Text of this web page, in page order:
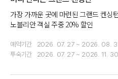
가장 가까운 곳에 마련된 그랜드 켄싱
노블리안 객실 주중 20% 할인
예약기간
2026. 07. 27 ~ 2026. 08.
투숙기간
2026. 07. 27 ~ 2026. 11. 30